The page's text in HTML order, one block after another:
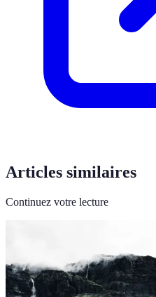
Articles similaires
Continuez votre lecture